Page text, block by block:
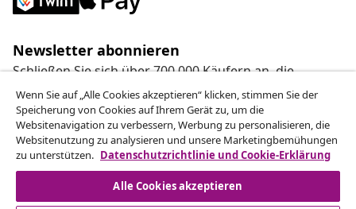
Newsletter abonnieren
Schließen Sie sich über 700.000 Käufern an, die
wöchentliche Angebote, saisonale Aktionen und
Neuheiten von vidaXL erhalten.
Unsere Social-Media-Accounts
Wenn Sie auf „Alle Cookies akzeptieren“ klicken, stimmen Sie der
Speicherung von Cookies auf Ihrem Gerät zu, um die
Websitenavigation zu verbessern, Werbung zu personalisieren, die
Websitenutzung zu analysieren und unsere Marketingbemühungen
zu unterstützen. Datenschutzrichtlinie und Cookie-Erklärung
Alle Cookies akzeptieren